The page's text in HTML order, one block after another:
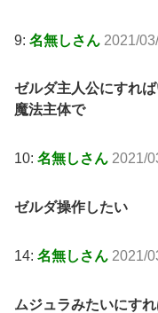
9: 名無しさん 2021/
ゼルダ主人公にすれ
魔法主体で
10: 名無しさん 2021/
ゼルダ操作したい
14: 名無しさん 2021/
ムジュラみたいにす